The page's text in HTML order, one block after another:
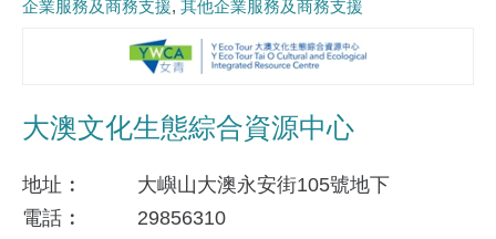
企業服務及商務支援 其他企業服務及商務支援
大澳文化生態綜合資源中心
地址
大嶼山大澳永安街105號地下
電話
29856310